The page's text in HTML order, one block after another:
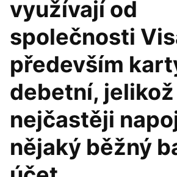
využívají od
společnosti
především
debetní,
nejčastěji
nějaký běžný